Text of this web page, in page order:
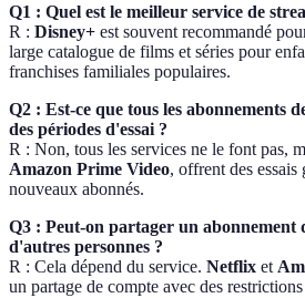
Q1 : Quel est le meilleur service de
R : Disney+ est souvent recommandé
large catalogue de films et séries pour
franchises familiales populaires.
Q2 : Est-ce que tous les abonnements
des périodes d'essai ?
R : Non, tous les services ne le font pas,
Amazon Prime Video, offrent des
nouveaux abonnés.
Q3 : Peut-on partager un abonnement
d'autres personnes ?
R : Cela dépend du service. Netflix et
un partage de compte avec des